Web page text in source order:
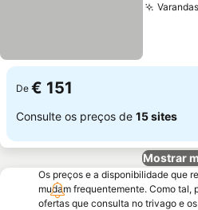
De € 151
Consulte os preços de 15 sites
Mostrar
Os preços e a disponibilidade que
mudam frequentemente. Como tal,
ofertas que consulta no trivago e